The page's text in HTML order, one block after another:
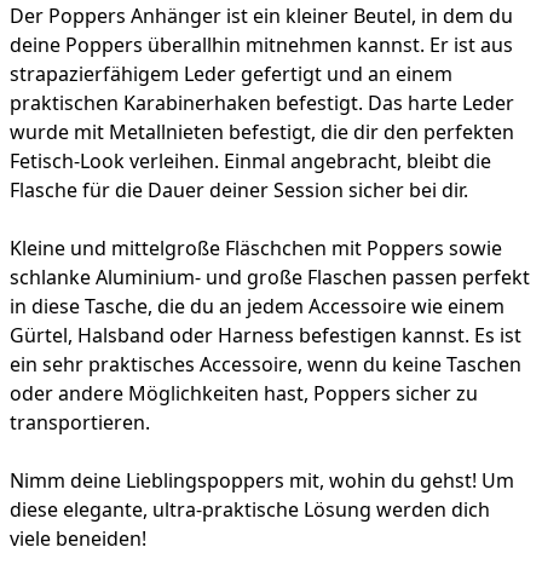
Product information
Der Poppers Anhänger ist ein kleiner Beutel, in dem du
deine Poppers überallhin mitnehmen kannst. Er ist aus
strapazierfähigem Leder gefertigt und an einem
praktischen Karabinerhaken befestigt. Das harte Leder
wurde mit Metallnieten befestigt, die dir den perfekten
Fetisch-Look verleihen. Einmal angebracht, bleibt die
Flasche für die Dauer deiner Session sicher bei dir.
Kleine und mittelgroße Fläschchen mit Poppers sowie
schlanke Aluminium- und große Flaschen passen perfekt
in diese Tasche, die du an jedem Accessoire wie einem
Gürtel, Halsband oder Harness befestigen kannst. Es ist
ein sehr praktisches Accessoire, wenn du keine Taschen
oder andere Möglichkeiten hast, Poppers sicher zu
transportieren.
Nimm deine Lieblingspoppers mit, wohin du gehst! Um
diese elegante, ultra-praktische Lösung werden dich
viele beneiden!